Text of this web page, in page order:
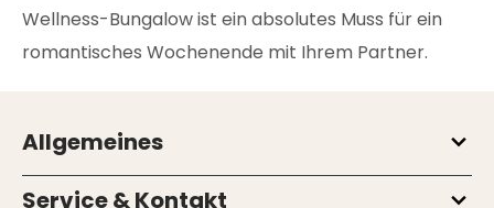
Wellness-Bungalow ist ein absolutes Muss für ein
romantisches Wochenende mit Ihrem Partner.
Allgemeines
Service & Kontakt